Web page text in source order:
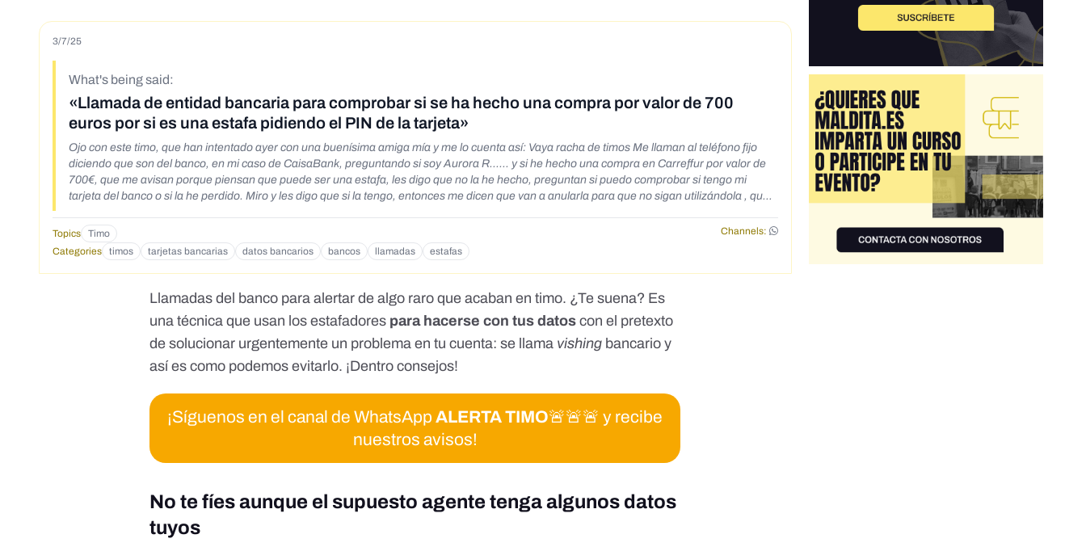
3/7/25
What's being said:
«Llamada de entidad bancaria para comprobar si se ha hecho una compra por valor de 700
euros por si es una estafa pidiendo el PIN de la tarjeta»
Ojo con este timo, que han intentado ayer con una buenísima amiga mía y me lo cuenta así: Vaya racha de timos Me llaman al teléfono fijo
diciendo que son del banco, en mi caso de CaisaBank, preguntando si soy Aurora R...... y si he hecho una compra en Carreffur por valor de
700€, que me avisan porque piensan que puede ser una estafa, les digo que no la he hecho, preguntan si puedo comprobar si tengo mi
tarjeta del banco o si la he perdido. Miro y les digo que si la tengo, entonces me dicen que van a anularla para que no sigan utilizándola , que
en el envés de la tarjeta, que lo haga nada más colgar ellos para que me atiendan que ellos dan el parte. Llamo al teléfono del banco, el que
viene en la tarjeta y efectivamente me contestan que si que es la Caixa y que van a proceder a la anulación de la tarjeta, para lo que
necesitan que les de el PIN de mi tarjeta. Les digo que no lo doy por teléfono, ellos me dicen que he llamado a la Caixa y que necesitan el Pin
para proceder a que no sigan utilizando la tarjeta. Digo que no se lo voy a dar, que me pasaría por la oficina personalmente, pero que no
quiero dar ni mi DNI ni el PIN por teléfono. Insisten, diciéndome que si no me doy cuenta que están utilizando mi tarjeta, que ahora mismo hay
otro gasto de 120 €, de una tienda de Tirso de Molina hecho con mi tarjeta. Me resisto a pesar que me indican que son del Banco dónde
acabo de llamar. Menos mal que desconfío. Cuelgo, y llamo al mismo teléfono de antes, pero esta vez por el móvil, no desde el fijo como
antes. Efectivamente, la Caixa me confirma que es una estafa, que ellos jamás piden por teléfono el PIN ni el número de la tarjets, que es una
estafa que se está produciendo y en la que han caido varios clientes, parece que los estafadores, cuando te dicen que llames a la Caixa,
hacen una conexión abierta de manera que tu llamada no entra al teléfono del banco sino a ellos, a los estafadores, una vez que les das el
Topics Timo
Channels:
Categories
timos tarjetas bancarias datos bancarios bancos llamadas estafas
Llamadas del banco para alertar de algo raro que acaban en timo. ¿Te suena? Es
unatécnica que usan los estafadores para hacerse con tus datos con el pretexto
de solucionar urgentemente un problema en tu cuenta: se llama vishing bancario y
así es como podemos evitarlo. ¡Dentro consejos!
¡Síguenos en el canal de WhatsAppALERTA TIMO🚨🚨🚨 y recibe
nuestros avisos!
No te fíes aunque el supuesto agente tenga algunos datos
tuyos